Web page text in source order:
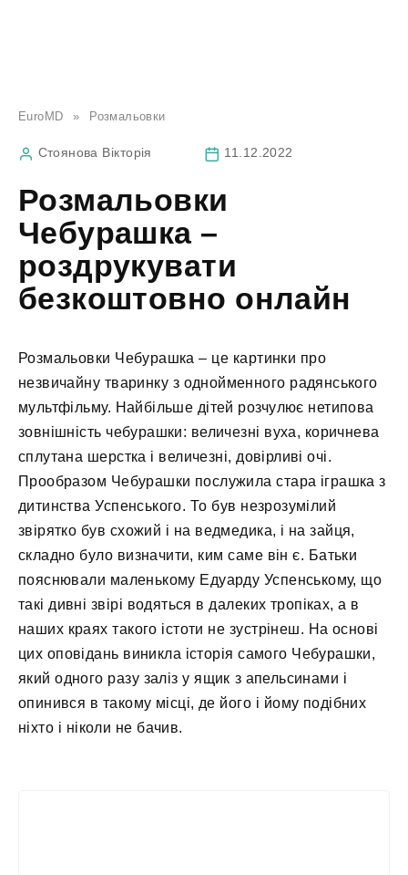
EuroMD » Розмальовки
Стоянова Вікторія 11.12.2022
Розмальовки
Чебурашка –
роздрукувати
безкоштовно онлайн
Розмальовки Чебурашка – це картинки про
незвичайну тваринку з однойменного радянського
мультфільму. Найбільше дітей розчулює нетипова
зовнішність чебурашки: величезні вуха, коричнева
сплутана шерстка і величезні, довірливі очі.
Прообразом Чебурашки послужила стара іграшка з
дитинства Успенського. То був незрозумілий
звірятко був схожий і на ведмедика, і на зайця,
складно було визначити, ким саме він є. Батьки
пояснювали маленькому Едуарду Успенському, що
такі дивні звірі водяться в далеких тропіках, а в
наших краях такого істоти не зустрінеш. На основі
цих оповідань виникла історія самого Чебурашки,
який одного разу заліз у ящик з апельсинами і
опинився в такому місці, де його і йому подібних
ніхто і ніколи не бачив.